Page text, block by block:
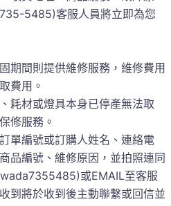
5485)客服人員將立即為您
期間則提供維修服務，維修費用
費用。
耗材或燈具本身已停產無法取
修服務。
單編號或訂購人姓名、連絡電
品編號、維修原因，並拍照連同
或EMAIL至客服
到將於收到後主動聯繫或回信並